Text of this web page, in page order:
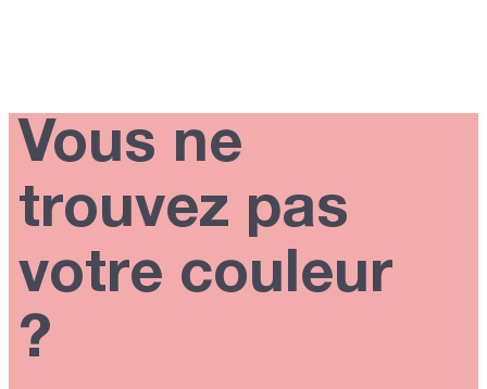
Vous ne
trouvez pas
votre couleur
?